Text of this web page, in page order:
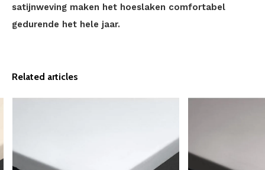
satijnweving maken het hoeslaken comfortabel
gedurende het hele jaar.
Related articles